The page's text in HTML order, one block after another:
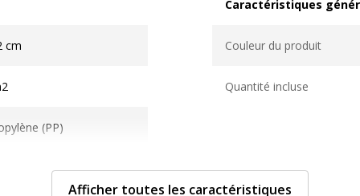
cm
(PP)
Caractéristiques
Couleur du produit
Quantité incluse
Afficher toutes les caractéristiques